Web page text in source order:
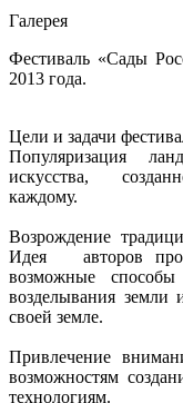
Галерея
Фестиваль «Сады
2013 года.
Цели и задачи
Популяризация
искусства,
каждому.
Возрождение
Идея авторов
возможные способы
возделывания
своей земле.
Привлечение
возможностям
технологиям.